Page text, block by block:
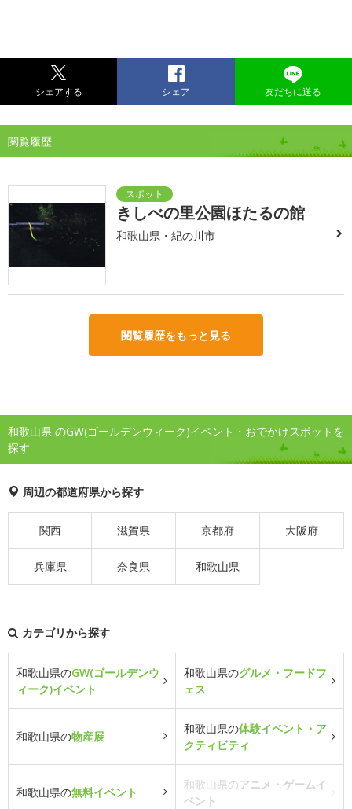
シェアする シェア 友だちに送る
閲覧履歴
きしべの里公園ほたるの館
和歌山県・紀の川市
閲覧履歴をもっと見る
和歌山県 のGW(ゴールデンウィーク)イベント・おでかけスポットを
探す
周辺の都道府県から探す
関西 滋賀県 京都府 大阪府
兵庫県 奈良県 和歌山県
カテゴリから探す
和歌山県のGW(ゴールデンウ
ィーク)イベント
和歌山県のグルメ・フードフ
ェス
和歌山県の物産展
和歌山県の体験イベント・ア
クティビティ
和歌山県の無料イベント
和歌山県のアニメ・ゲームイ
ベント